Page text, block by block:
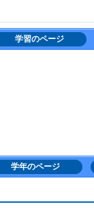
学習のページ
学年のページ